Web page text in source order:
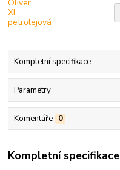
Kompletní specifikace
Parametry
Komentáře 0
Kompletní specifikace